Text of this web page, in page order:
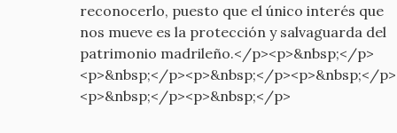
reconocerlo, puesto que el único interés que
nos mueve es la protección y salvaguarda del
patrimonio madrileño.</p><p>&nbsp;</p>
<p>&nbsp;</p><p>&nbsp;</p><p>&nbsp;</p>
<p>&nbsp;</p><p>&nbsp;</p>